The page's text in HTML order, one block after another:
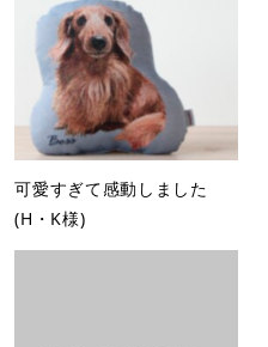
可愛すぎて感動しました
(H・K様)